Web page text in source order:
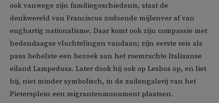
ook vanwege zijn familiegeschiedenis, staat de
denkwereld van Franciscus zodoende mijlenver af van
enghartig nationalisme. Daar komt ook zijn compassie met
hedendaagse vluchtelingen vandaan; zijn eerste reis als
paus behelste een bezoek aan het roemruchte Italiaanse
eiland Lampedusa. Later dook hij ook op Lesbos op, en liet
hij, niet minder symbolisch, in de zuilengalerij van het
Pietersplein een migrantenmonument plaatsen.